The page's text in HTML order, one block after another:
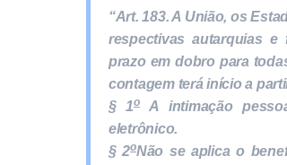
“Art. 183. A União, os
respectivas autarquias
prazo em dobro para
contagem terá início a
§ 1oA intimação
eletrônico.
§ 2oNão se aplica o